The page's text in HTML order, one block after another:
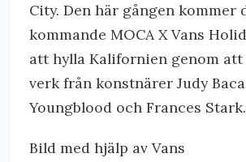
City. Den här gången kommer
kommande MOCA X Vans
att hylla Kalifornien genom
verk från konstnärer Judy
Youngblood och Frances Stark.
Bild med hjälp av Vans